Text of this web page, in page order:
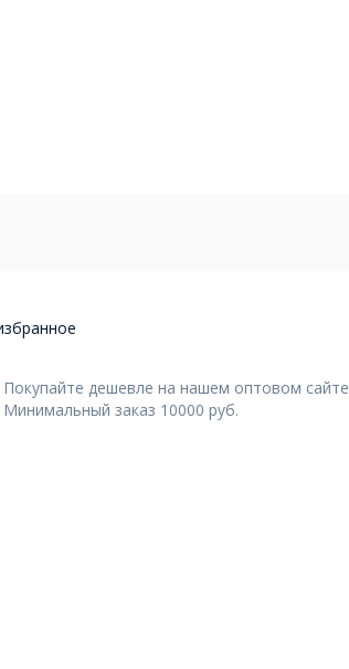
Покупайте дешевле на нашем оптовом сайте
Минимальный заказ 10000 руб.